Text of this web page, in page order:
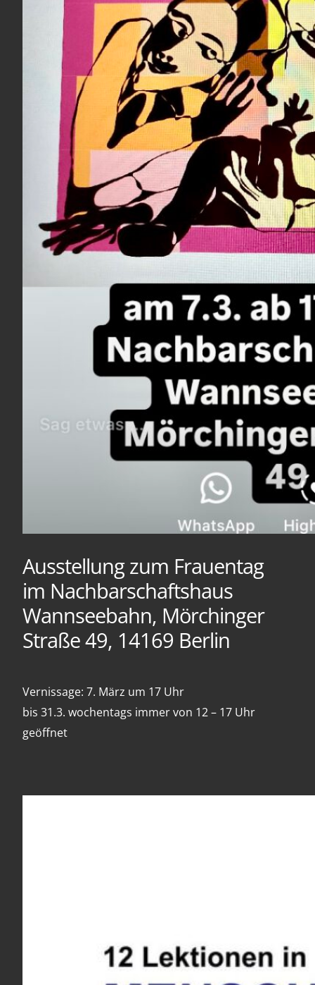
Ausstellung zum Frauentag
im Nachbarschaftshaus
Wannseebahn, Mörchinger
Straße 49, 14169 Berlin
Vernissage: 7. März um 17 Uhr
bis 31.3. wochentags immer von 12 – 17 Uhr
geöffnet